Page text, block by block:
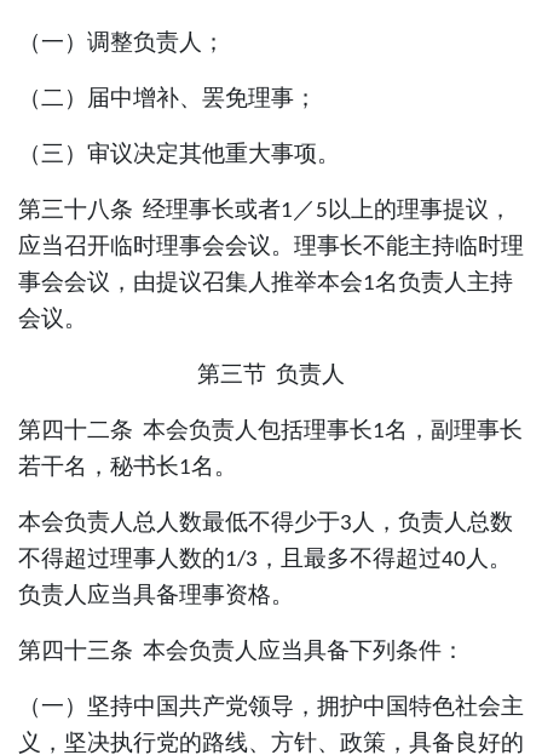
（一）调整负责人；
（二）届中增补、罢免理事；
（三）审议决定其他重大事项。
第三十八条 经理事长或者1 ／ 5 以上的理事提议，
应当召开临时理事会会议。 理事长不能主持临时理
事会会议，由提议召集人推举本会1名负责人主持
会议。
第三节 负责人
第四十二条 本会负责人包括理事长1名，副 理事长
若干名，秘书长1名。
本会负责人总人数最低不得少于3 人，负责人总数
不得超过理事人数的1/3 ，且最多不得超过40 人。
负责人应当具备理事资格。
第四十三条 本会负责人应当具备下列条件：
（一）坚持中国共产党领导，拥护中国特色社会主
义，坚决执行党的路线、方针、政策，具备良好的